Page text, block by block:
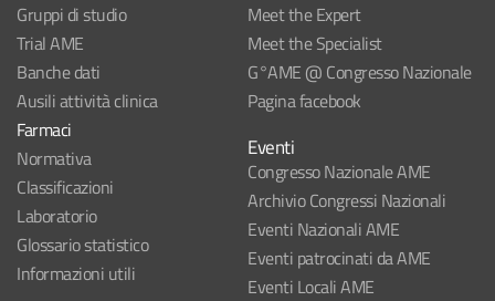
Gruppi di studio
Trial AME
Banche dati
Ausili attività clinica
Farmaci
Normativa
Classificazioni
Laboratorio
Glossario statistico
Informazioni utili
Meet the Expert
Meet the Specialist
G°AME @ Congresso Nazionale
Pagina facebook
Eventi
Congresso Nazionale AME
Archivio Congressi Nazionali
Eventi Nazionali AME
Eventi patrocinati da AME
Eventi Locali AME